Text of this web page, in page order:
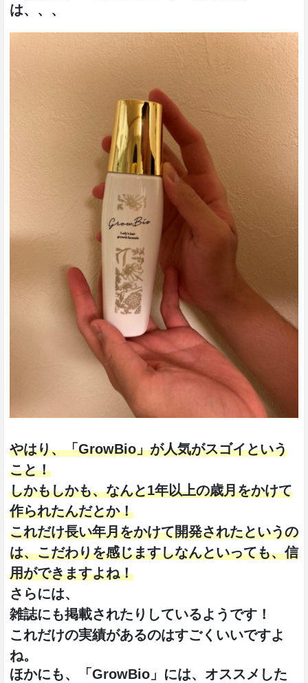
は、、、
やはり、「GrowBio」が人気がスゴイという
こと！
しかもしかも、なんと1年以上の歳月をかけて
作られたんだとか！
これだけ長い年月をかけて開発されたというの
は、こだわりを感じますしなんといっても、信
用ができますよね！
さらには、
雑誌にも掲載されたりしているようです！
これだけの実績があるのはすごくいいですよ
ね。
ほかにも、「GrowBio 」には、オススメした